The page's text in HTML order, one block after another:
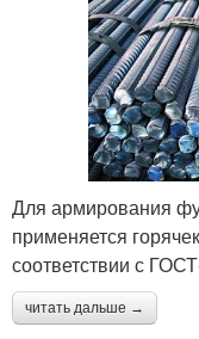
Для армирования
применяется
соответствии с
читать дальше →